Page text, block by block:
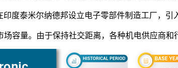
印度泰米尔纳德邦设立电子零部件制造工厂，
容量。由于保持社交距离，各种机电供应商